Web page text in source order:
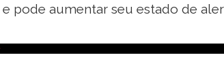
e pode aumentar seu estado de